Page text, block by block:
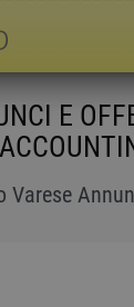
E
Varese